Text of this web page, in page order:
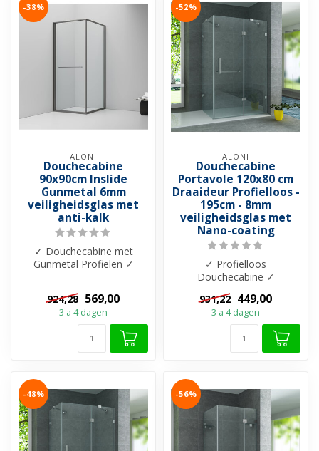
-38%
ALONI
Douchecabine
90x90cm Inslide
Gunmetal 6mm
veiligheidsglas met
anti-kalk
✓ Douchecabine met
Gunmetal Profielen ✓
924,28 569,00
3 a 4 dagen
-52%
ALONI
Douchecabine
Portavole 120x80 cm
Draaideur Profielloos -
195cm - 8mm
veiligheidsglas met
Nano-coating
✓ Profielloos
Douchecabine ✓
8mm veiliegheidsglas ✓
Antik...
931,22 449,00
3 a 4 dagen
-48% -56%